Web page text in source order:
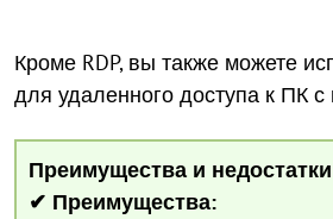
Кроме RDP, вы также можете
для удаленного доступа к ПК
Преимущества и недостатки
✔ Преимущества: